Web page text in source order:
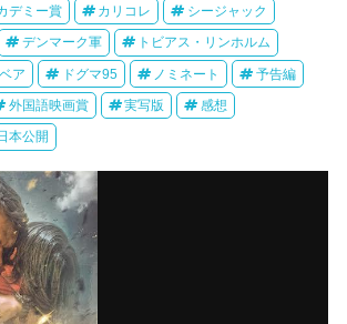
デミー賞 カリコレ シージャック
デンマーク軍 トビアス・リンホルム
ア ドグマ95 ノミネート 予告編
外国語映画賞 実写版 感想
本公開